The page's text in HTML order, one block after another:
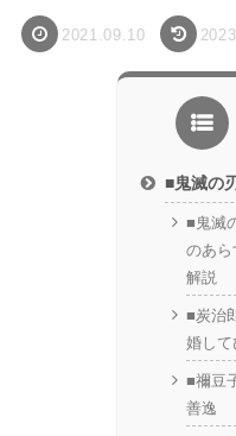
2021.09.10
■鬼滅の
■鬼滅
のあら
解説
■炭治
婚して
■禰豆
善逸